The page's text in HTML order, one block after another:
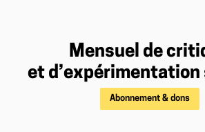
Mensuel de
et d’expérimentation
Abonnement & dons